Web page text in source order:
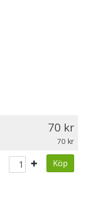
70
70
Köp